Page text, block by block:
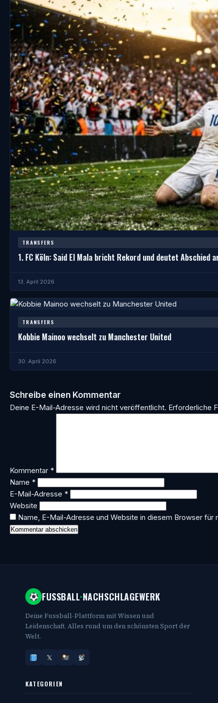
TRANSFERS
1. FC Köln: Said El Mala bricht Rekord und deutet Abschied
13. April 2026
TRANSFERS
Kobbie Mainoo wechselt zu Manchester United
30. April 2026
Schreibe einen Kommentar
Deine E-Mail-Adresse wird nicht veröffentlicht. Erforderliche
Kommentar *
Name *
E-Mail-Adresse *
Website
Name, E-Mail-Adresse und Website in diesem Browser für
FUSSBALL·NACHSCHLAGEWERK
Deine Fussball-Plattform mit Wissen und
Leidenschaft. Alles rund um den schönsten Sport der
Welt.
𝕏
KATEGORIEN